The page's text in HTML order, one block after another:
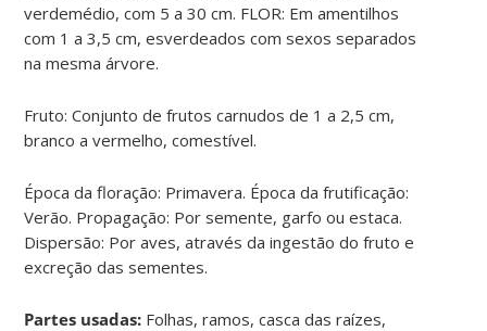
verdemédio, com 5 a 30 cm. FLOR: Em amentilhos
com 1 a 3,5 cm, esverdeados com sexos separados
na mesma árvore.
Fruto: Conjunto de frutos carnudos de 1 a 2,5 cm,
branco a vermelho, comestível.
Época da floração: Primavera. Época da frutificação:
Verão. Propagação: Por semente, garfo ou estaca.
Dispersão: Por aves, através da ingestão do fruto e
excreção das sementes.
Partes usadas: Folhas, ramos, casca das raízes,